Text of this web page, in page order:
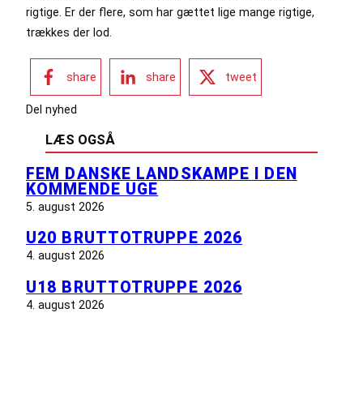
rigtige. Er der flere, som har gættet lige mange rigtige,
trækkes der lod.
share share tweet
Del nyhed
LÆS OGSÅ
FEM DANSKE LANDSKAMPE I DEN
KOMMENDE UGE
5. august 2026
U20 BRUTTOTRUPPE 2026
4. august 2026
U18 BRUTTOTRUPPE 2026
4. august 2026